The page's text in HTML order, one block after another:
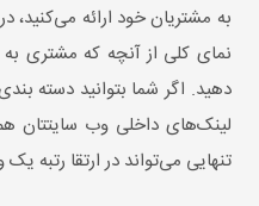
به مشتریان خود ارائه
نمای کلی از آنچه که مشتری به
دهید. اگر شما بتوانید دسته
لینک‌های داخلی وب سایتتان
تنهایی می‌تواند در ارتقا رتبه